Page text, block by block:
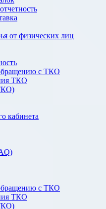
от физических лиц
с ТКО
ТКО
кабинета
с ТКО
ТКО